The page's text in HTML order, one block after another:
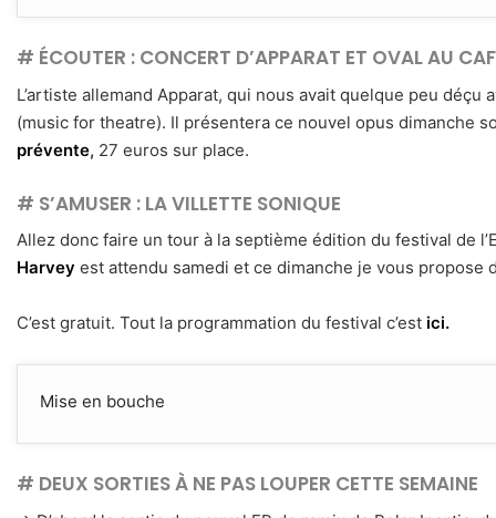
# ÉCOUTER : CONCERT D’APPARAT ET OVAL AU
L’artiste allemand Apparat, qui nous avait quelque peu
(music for theatre). Il présentera ce nouvel opus dimanche
prévente, 27 euros sur place.
# S’AMUSER : LA VILLETTE SONIQUE
Allez donc faire un tour à la septième édition du festival de
Harvey est attendu samedi et ce dimanche je vous propose
C’est gratuit. Tout la programmation du festival c’est ici.
Mise en bouche
# DEUX SORTIES À NE PAS LOUPER CETTE SEMAINE